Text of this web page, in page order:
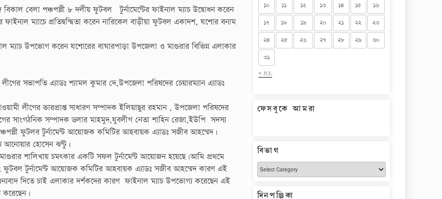
বেলা পঞ্চপল্লী ৮ দলীয় ফুটবল টুর্নামেন্টের ফাইনাল ম্যাচ উদ্বোধন করেন
ম্যাচে প্রতিদ্বন্দ্বিতা করেন নারিকেল বাড়ীয়া ফুটবল একাদশ, যশোর বনাম
ম্যাচ উপভোগ করেন যশোরের বাঘারপাড়া উপজেলা ও মাগুরার বিভিন্ন এলাকার
সভাপতি এ্যাডঃ শ্যামল কুমার দে,উপজেলা পরিষদের চেয়ারম্যান এ্যাডঃ
লীগের ভারপ্রাপ্ত সাধারণ সম্পাদক ইলিয়াছুর রহমান , উপজেলা পরিষদের
সাংগঠনিক সম্পাদক ডলার মাহমুদ,যুবলীগ নেতা শাহিন রেজা,ইউপি সদস্য
ফুটলব টুর্নামেন্ট আয়োজক কমিটির আহবায়ক এ্যাডঃ সজীব আহম্মেদ।
আনোয়ার হোসেন ঝন্টু।
শালিখায় চমৎকার একটি সফল টুর্নামেন্ট আয়োজন হয়েছে।আমি প্রথমে
ফুটবল টুর্নামেন্ট আয়োজক কমিটির আহবায়ক এ্যাডঃ সজীব আহম্মেদ কারণ এই
দিতে চাই এলাকার দর্শকদের কারণ ফাইনাল ম্যাচ উপভোগ্য করেছেন এই
« JUL
১০
১১ ১২ ১৩ ১৪ ১৫
১৬
১৭
১৮ ১৯ ২০ ২১ ২২
২৩
২৪
২৫ ২৬ ২৭ ২৮ ২৯
৩০
৩১
ফেসবুকে আমরা
বিভাগ
বিভাগ
দিনপঞ্জিকা